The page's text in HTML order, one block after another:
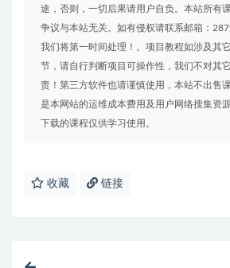
途，否则，一切后果请用户自负。本站所有
争议与本站无关。如有侵权请联系邮箱：
我们将第一时间处理！。项目教程如涉及其
节，请自行判断项目可操作性，我们不对其
责！第三方软件也请谨慎使用，本站不出售
是本网站的运维成本费用及用户网络搜集资
下载的课程仅供学习使用。
收藏 链接